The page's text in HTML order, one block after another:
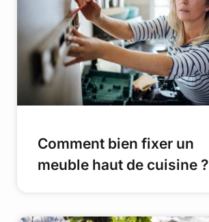
Comment bien fixer un
meuble haut de cuisine ?